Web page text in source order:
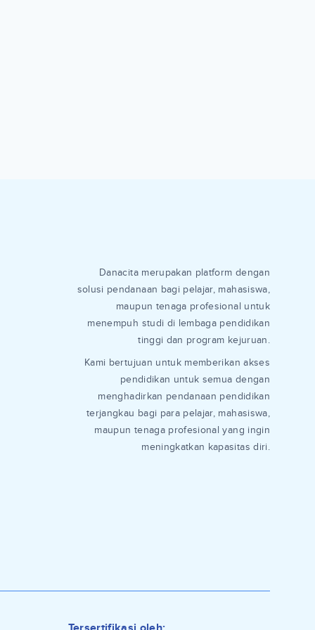
Danacita merupakan platform dengan
solusi pendanaan bagi pelajar, mahasiswa,
maupun tenaga profesional untuk
menempuh studi di lembaga pendidikan
tinggi dan program kejuruan.
Kami bertujuan untuk memberikan akses
pendidikan untuk semua dengan
menghadirkan pendanaan pendidikan
terjangkau bagi para pelajar, mahasiswa,
maupun tenaga profesional yang ingin
meningkatkan kapasitas diri.